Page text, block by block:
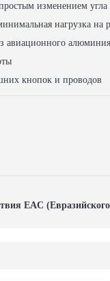
изменением
нагрузка на
авиационного алюминия
кнопок и проводов
EAC